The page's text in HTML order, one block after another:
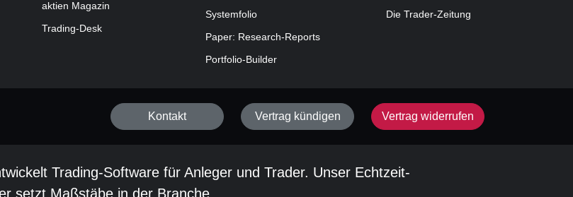
aktien Magazin
Trading-Desk
Systemfolio
Paper: Research-Reports
Portfolio-Builder
Die Trader-Zeitung
Kontakt Vertrag kündigen Vertrag widerrufen
Trading-Software für Anleger und Trader. Unser Echtzeit-
setzt Maßstäbe in der Branche.